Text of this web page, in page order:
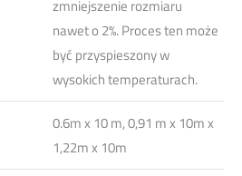
zmniejszenie rozmiaru
nawet o 2%. Proces ten może
być przyspieszony w
wysokich temperaturach.
0.6m x 10 m, 0,91 m x 10m x
1,22m x 10m